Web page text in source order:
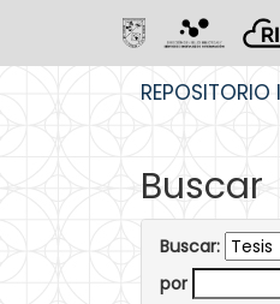
Buscar
Buscar:
por